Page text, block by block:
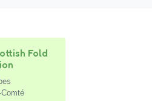
Fold
Comté